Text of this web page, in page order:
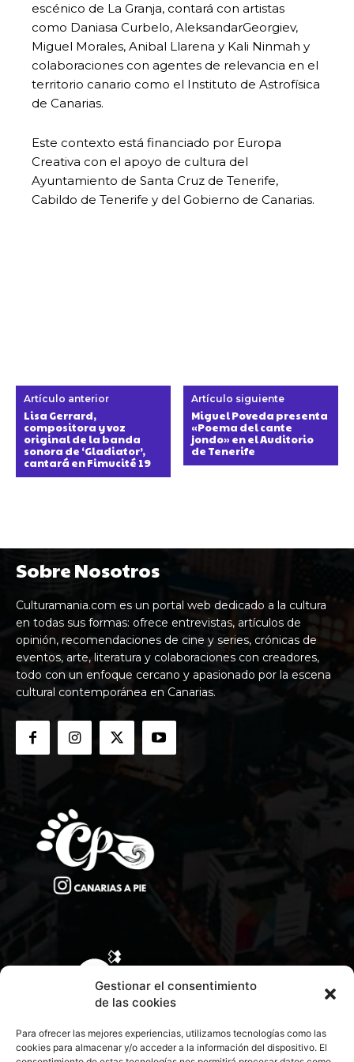
Gestionar el consentimiento
de las cookies
Para ofrecer las mejores experiencias, utilizamos tecnologías como las
cookies para almacenar y/o acceder a la información del dispositivo. El
escénico de La Granja, contará con artistas
como Daniasa Curbelo, AleksandarGeorgiev,
Miguel Morales, Anibal Llarena y Kali Ninmah y
colaboraciones con agentes de relevancia en el
territorio canario como el Instituto de Astrofísica
de Canarias.
Este contexto está financiado por Europa
Creativa con el apoyo de cultura del
Ayuntamiento de Santa Cruz de Tenerife,
Cabildo de Tenerife y del Gobierno de Canarias.
Artículo anterior
Lisa Gerrard,
compositora y voz
original de la banda
sonora de ‘Gladiator’,
cantará en Fimucité 19
Artículo siguiente
Miguel Poveda presenta
«Poema del cante
jondo» en el Auditorio
de Tenerife
Sobre Nosotros
Culturamania.com es un portal web dedicado a la cultura
en todas sus formas: ofrece entrevistas, artículos de
opinión, recomendaciones de cine y series, crónicas de
eventos, arte, literatura y colaboraciones con creadores,
todo con un enfoque cercano y apasionado por la escena
cultural contemporánea en Canarias.